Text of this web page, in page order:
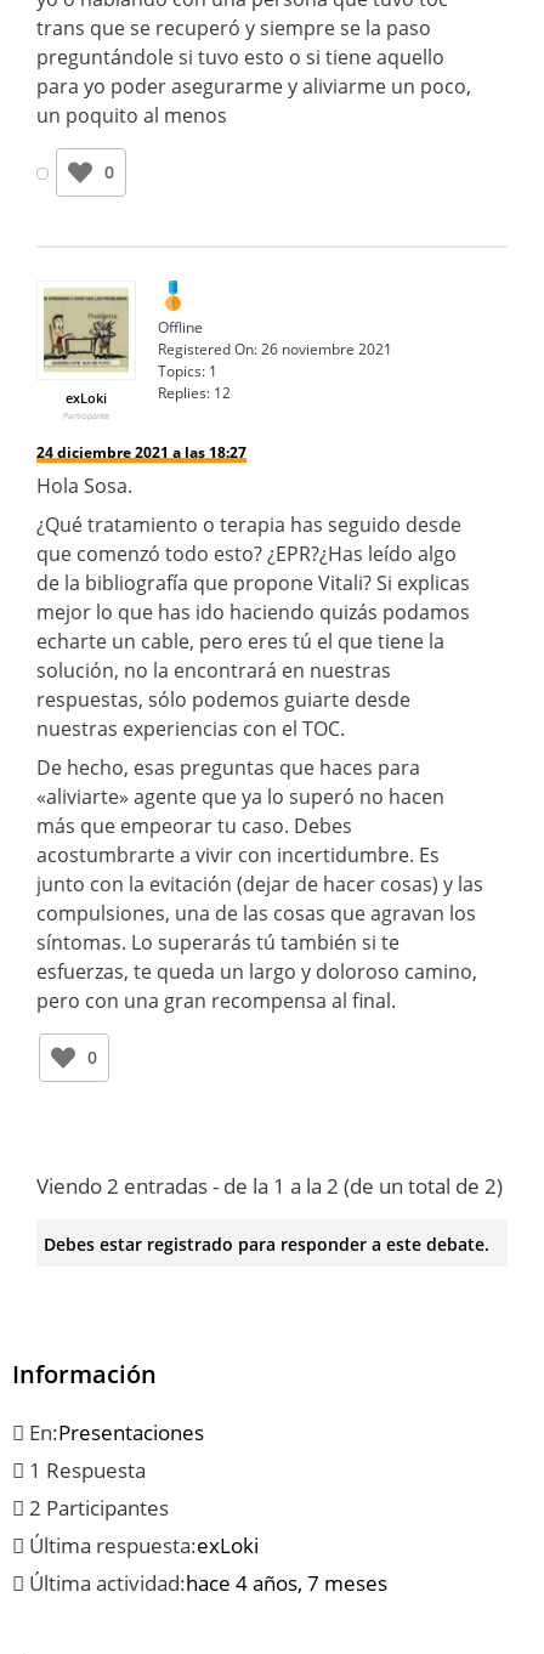
trans que se recuperó y siempre se la paso
preguntándole si tuvo esto o si tiene aquello
para yo poder asegurarme y aliviarme un poco,
un poquito al menos
0
exLoki
Participante
Offline
Registered On:26 noviembre 2021
Topics: 1
Replies: 12
24 diciembre 2021 a las 18:27
Hola Sosa.
¿Qué tratamiento o terapia has seguido desde
que comenzó todo esto? ¿EPR?¿Has leído algo
de la bibliografía que propone Vitali? Si explicas
mejor lo que has ido haciendo quizás podamos
echarte un cable, pero eres tú el que tiene la
solución, no la encontrará en nuestras
respuestas, sólo podemos guiarte desde
nuestras experiencias con el TOC.
De hecho, esas preguntas que haces para
«aliviarte» agente que ya lo superó no hacen
más que empeorar tu caso. Debes
acostumbrarte a vivir con incertidumbre. Es
junto con la evitación (dejar de hacer cosas) y las
compulsiones, una de las cosas que agravan los
síntomas. Lo superarás tú también si te
esfuerzas, te queda un largo y doloroso camino,
pero con una gran recompensa al final.
0
Viendo 2 entradas - de la 1 a la 2 (de un total de 2)
Debes estar registrado para responder a este debate.
Información
En:Presentaciones
1 Respuesta
2 Participantes
Última respuesta:exLoki
Última actividad:hace 4 años, 7 meses